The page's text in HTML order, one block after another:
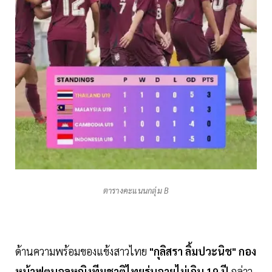
ตารางคะแนนกลุ่ม B
ด้านความพร้อมของแข้งสาวไทย "กุลิสรา ลิ้มปวะนิช" กอง